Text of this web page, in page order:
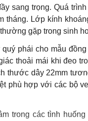
sang trọng. Quá
tháng. Lớp kính
gặp trong sinh
phái cho mẫu đồng
thoải mái khi đeo
thước dây 22mm
phù hợp với các bộ
trong các tình